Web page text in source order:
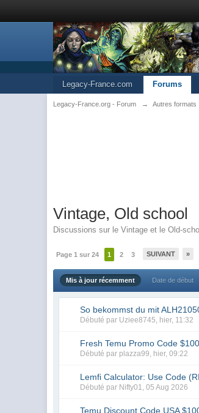
Legacy-France.com Forums
Legacy-France.org - Forum → Autres formats
Vintage, Old school
Discussions sur le Vintage et le Old-
Page 1 sur 24 1 2 3 SUIVANT »
Mis à jour récemment Date de début
So bekommst du mit
Débuté par Uziee8745, hier, 11:32
Fresh Temu Promo Code
Débuté par plazza99, hier, 09:22
Lemfi Calculator: Use Code
Débuté par Nifty01,05 Aug 2026
Temu Discount Code USA